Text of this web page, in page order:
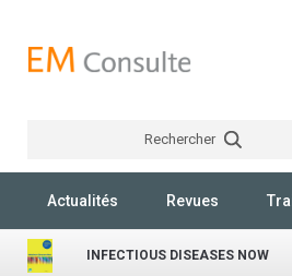
Rechercher
Actualités Revues
INFECTIOUS DISEASES NOW